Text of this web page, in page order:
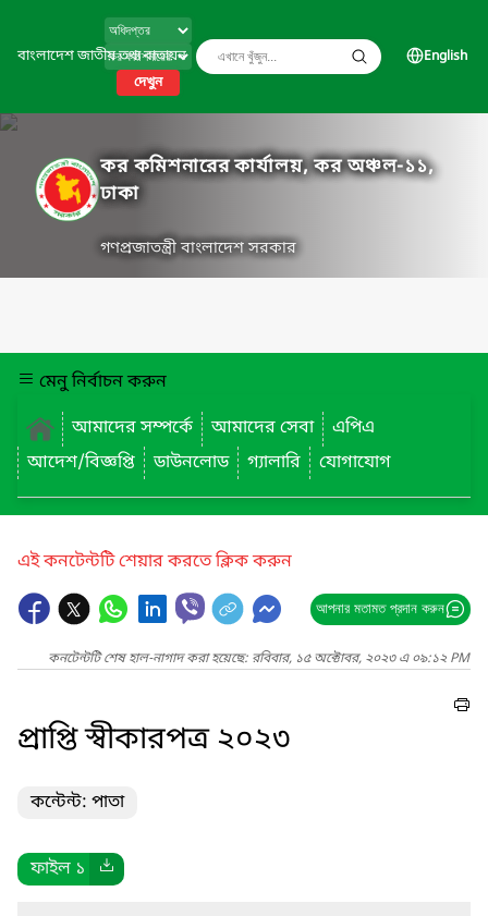
বাংলাদেশ জাতীয় তথ্য বাতায়ন
দেখুন
English
কর কমিশনারের কার্যালয়, কর অঞ্চল-১১,
ঢাকা
গণপ্রজাতন্ত্রী বাংলাদেশ সরকার
মেনু নির্বাচন করুন
আমাদের সম্পর্কে
আমাদের সেবা
এপিএ
আদেশ/বিজ্ঞপ্তি
ডাউনলোড গ্যালারি যোগাযোগ
এই কনটেন্টটি শেয়ার করতে ক্লিক করুন
আপনার মতামত প্রদান করুন
কনটেন্টটি শেষ হাল-নাগাদ করা হয়েছে: রবিবার, ১৫ অক্টোবর, ২০২৩ এ ০৯:১২ PM
প্রাপ্তি স্বীকারপত্র ২০২৩
কন্টেন্ট: পাতা
ফাইল ১